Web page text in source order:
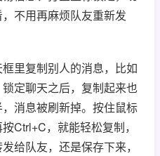
不用再麻烦队友重新发
里复制别人的消息，比如
定聊天之后，复制起来也
消息被刷新掉。按住鼠标
Ctrl+C，就能轻松复制，
给队友，还是保存下来，